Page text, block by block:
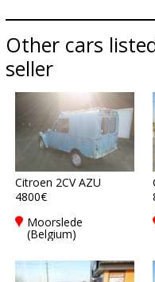
Other cars
seller
Citroen 2CV AZU
4800€
Moorslede
(Belgium)